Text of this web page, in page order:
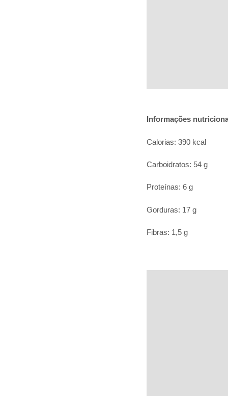
Informações
Calorias: 390 kcal
Carboidratos: 54 g
Proteínas: 6 g
Gorduras: 17 g
Fibras: 1,5 g